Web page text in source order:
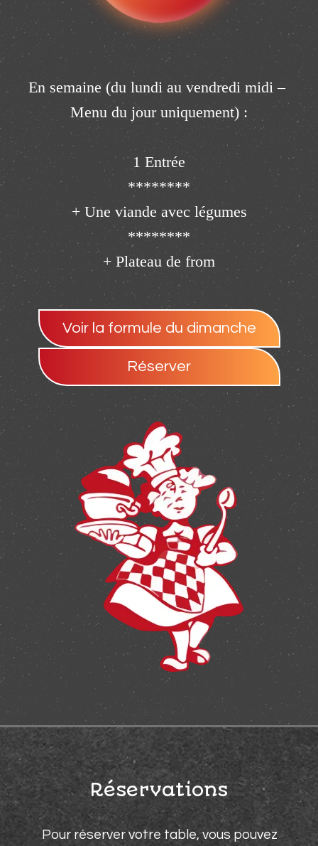
En semaine (du lundi au vendredi midi –
Menu du jour uniquement) :
1 Entrée
********
+ Une viande avec légumes
********
+ Plateau de fromages sur t
Voir la formule du dimanche
Réserver
Réservations
Pour réserver votre table, vous pouvez